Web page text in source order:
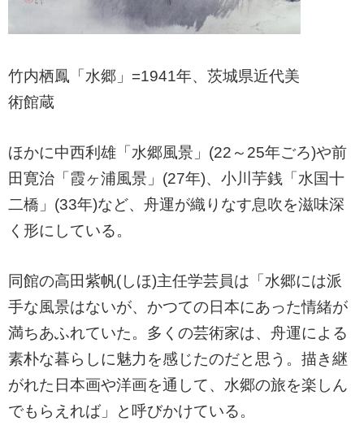
竹内栖鳳「水郷」=1941年、茨城県近代美
術館蔵
ほかに中西利雄「水郷風景」(22～25年ごろ)や前
田寛治「霞ヶ浦風景」(27年)、小川芋銭「水国十
二橋」(33年)など、舟運が織りなす息吹を滋味深
く形にしている。
同館の高田紫帆(しほ)主任学芸員は「水郷には派
手な風景はないが、かつての日本にあった情緒が
満ちあふれていた。多くの芸術家は、舟運による
素朴な暮らしに魅力を感じたのだと思う。描き継
がれた日本画や洋画を通して、水郷の旅を楽しん
でもらえれば」と呼びかけている。